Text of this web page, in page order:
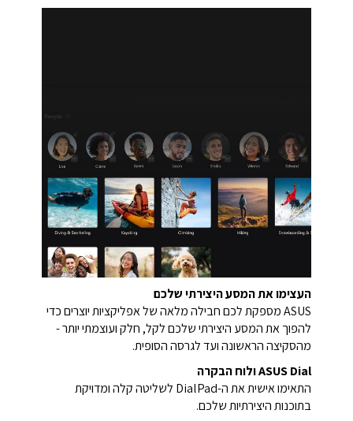
העצימו את המסע היצירתי שלכם
ASUS מספקת לכם חבילה מלאה של אפליקציות יוצרים כדי
להפוך את המסע היצירתי שלכם לקל, חלק ועוצמתי יותר -
מהסקיצה הראשונה ועד לגרסה הסופית.
ASUS Dial ולוח הבקרה
התאימו אישית את ה-DialPad לשליטה קלה ומדויקת
בתוכנות היצירתיות שלכם.